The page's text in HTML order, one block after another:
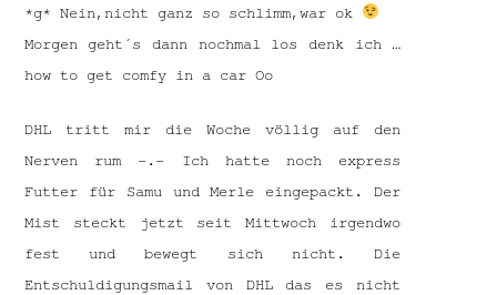
*g* Nein,nicht ganz so schlimm,war ok
Morgen geht´s dann nochmal los denk ich …
how to get comfy in a car Oo
DHL tritt mir die Woche völlig auf den
Nerven rum -.- Ich hatte noch express
Futter für Samu und Merle eingepackt. Der
Mist steckt jetzt seit Mittwoch irgendwo
fest und bewegt sich nicht. Die
Entschuldigungsmail von DHL das es nicht